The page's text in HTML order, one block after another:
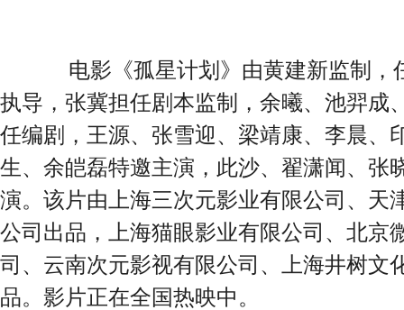
电影《孤星计划》由黄建新监制，
执导，张冀担任剧本监制，余曦、池羿成
任编剧，王源、张雪迎、梁靖康、李晨、
生、余皑磊特邀主演，此沙、翟潇闻、张
演。该片由上海三次元影业有限公司、天
公司出品，上海猫眼影业有限公司、北京
司、云南次元影视有限公司、上海井树文
品。影片正在全国热映中。